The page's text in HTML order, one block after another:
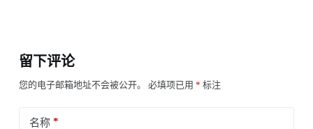
留下评论
您的电子邮箱地址不会被公开。 必填项已用 * 标注
名称*